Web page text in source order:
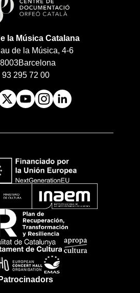
la Música Catalana
de la Música, 4-6
Barcelona
93 295 72 00
Patrocinadors